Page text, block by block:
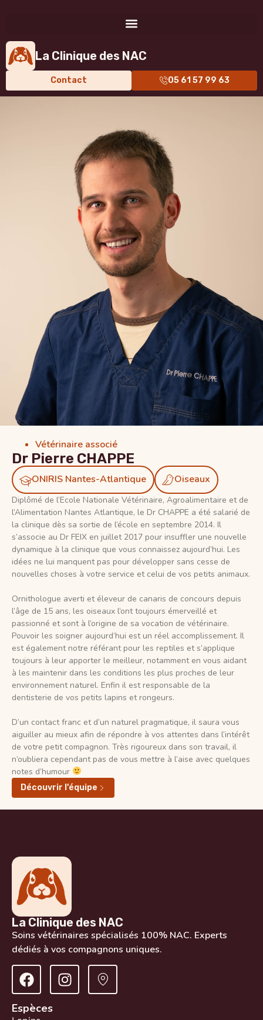
La Clinique des NAC
Contact 05 61 57 99 63
Vétérinaire associé
Dr Pierre CHAPPE
Diplômé de l’Ecole Nationale Vétérinaire, Agroalimentaire et de
l’Alimentation Nantes Atlantique, le Dr CHAPPE a été salarié de
la clinique dès sa sortie de l’école en septembre 2014. Il
s’associe au Dr FEIX en juillet 2017 pour insuffler une nouvelle
dynamique à la clinique que vous connaissez aujourd’hui. Les
idées ne lui manquent pas pour développer sans cesse de
nouvelles choses à votre service et celui de vos petits animaux.
Ornithologue averti et éleveur de canaris de concours depuis
l’âge de 15 ans, les oiseaux l’ont toujours émerveillé et
passionné et sont à l’origine de sa vocation de vétérinaire.
Pouvoir les soigner aujourd’hui est un réel accomplissement. Il
est également notre référant pour les reptiles et s’applique
toujours à leur apporter le meilleur, notamment en vous aidant
à les maintenir dans les conditions les plus proches de leur
environnement naturel. Enfin il est responsable de la
dentisterie de vos petits lapins et rongeurs.
D’un contact franc et d’un naturel pragmatique, il saura vous
aiguiller au mieux afin de répondre à vos attentes dans l’intérêt
de votre petit compagnon. Très rigoureux dans son travail, il
n’oubliera cependant pas de vous mettre à l’aise avec quelques
notes d’humour
Découvrir l’équipe
ONIRIS Nantes-Atlantique Oiseaux
Soins vétérinaires spécialisés 100% NAC. Experts
dédiés à vos compagnons uniques.
La Clinique des NAC
Espèces